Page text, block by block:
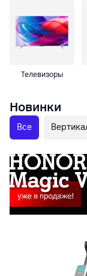
Телевизоры
Новинки
Все